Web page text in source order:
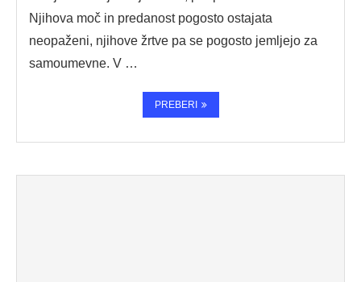
Njihova moč in predanost pogosto ostajata
neopaženi, njihove žrtve pa se pogosto jemljejo za
samoumevne. V …
PREBERI